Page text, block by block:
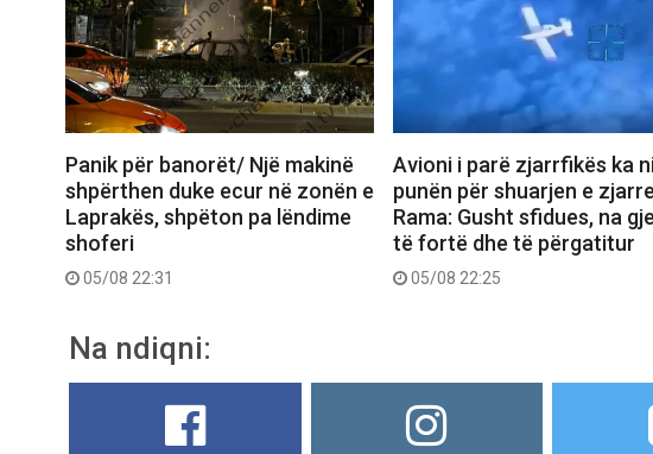
Panik për banorët/ Një makinë
shpërthen duke ecur në zonën e
Laprakës, shpëton pa lëndime
shoferi
05/08 22:31
Avioni i parë zjarrfikës ka
punën për shuarjen e
Rama: Gusht sfidues, na
të fortë dhe të përgatitur
05/08 22:25
Na ndiqni: